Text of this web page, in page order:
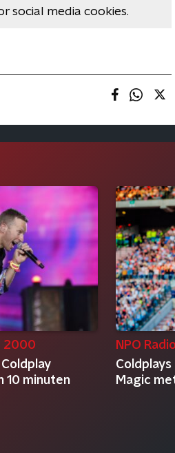
social media cookies.
2000
10 minuten
NPO
Magic